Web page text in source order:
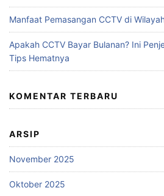
Manfaat Pemasangan CCTV di
Apakah CCTV Bayar Bulanan? Ini
Tips Hematnya
KOMENTAR TERBARU
ARSIP
November 2025
Oktober 2025